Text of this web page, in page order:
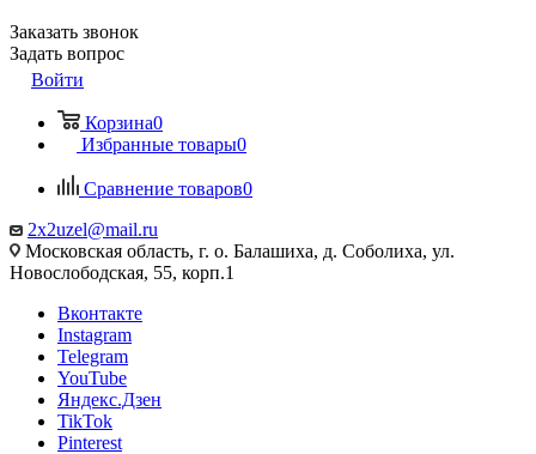
Заказать звонок
Задать вопрос
Войти
Корзина0
Избранные товары0
Сравнение товаров0
2x2uzel@mail.ru
Московская область, г. о. Балашиха, д. Соболиха, ул.
Новослободская, 55, корп.1
Вконтакте
Instagram
Telegram
YouTube
Яндекс.Дзен
TikTok
Pinterest